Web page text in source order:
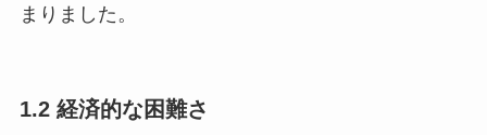
まりました。
1.2 経済的な困難さ